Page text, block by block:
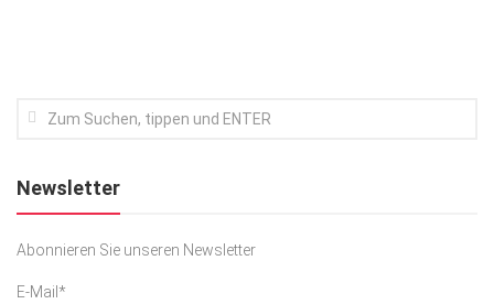
SACHSEN IN PARIS
Newsletter
Abonnieren Sie unseren Newsletter
E-Mail*